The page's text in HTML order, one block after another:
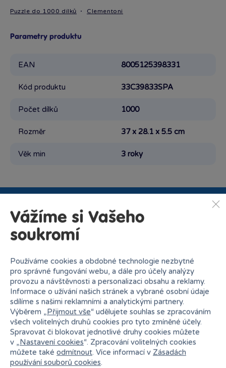
Puzzle do 1000 dílků Clementoni
Parametry produktu
EAN 8005125398331
Kód produktu 33C39833SPA
Počet dílků 1000
Rozměr 37 x 28.1 x 5.5 cm
Věk min 3 roky
Proč nakupovat v Bambuli?
Nejširší sortiment na
trhu
27 kamenných prodejen
Vážíme si Vašeho
soukromí
Používáme cookies a obdobné technologie nezbytné
pro správné fungování webu, a dále pro účely analýzy
provozu a návštěvnosti a personalizaci obsahu a reklamy.
Informace o užívání našich stránek a vybrané osobní údaje
sdílíme s našimi reklamními a analytickými partnery.
Výběrem „Přijmout vše“ udělujete souhlas se zpracováním
všech volitelných druhů cookies pro tyto zmíněné účely.
Spravovat či blokovat jednotlivé druhy cookies můžete
v „Nastavení cookies“. Zpracování volitelných cookies
můžete také odmítnout. Více informací v Zásadách
používání souborů cookies.